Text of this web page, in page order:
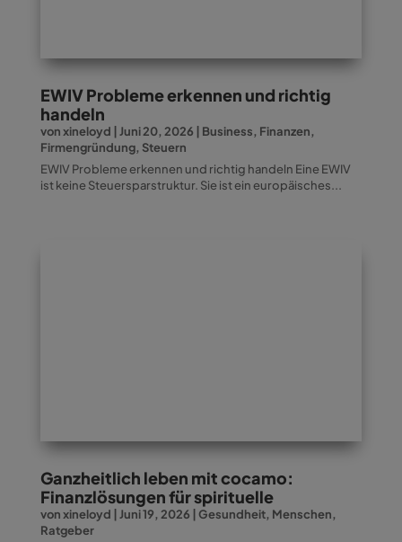
EWIV Probleme erkennen und richtig
handeln
vonxineloyd Juni 20, 2026 Business, Finanzen,
Firmengründung, Steuern
EWIV Probleme erkennen und richtig handeln Eine EWIV
ist keine Steuersparstruktur. Sie ist ein europäisches...
Ganzheitlich leben mit cocamo:
Finanzlösungen für spirituelle
vonxineloyd Juni 19, 2026 Gesundheit, Menschen,
Ratgeber